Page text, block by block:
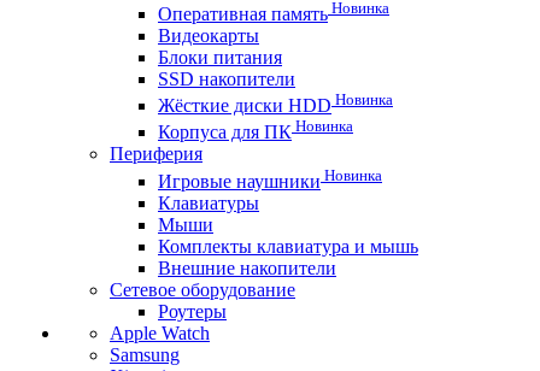
Оперативная память Новинка
Видеокарты
Блоки питания
SSD накопители
Жёсткие диски HDD Новинка
Корпуса для ПК Новинка
Периферия
Игровые наушники Новинка
Клавиатуры
Мыши
Комплекты клавиатура и мышь
Внешние накопители
Сетевое оборудование
Роутеры
Apple Watch
Samsung